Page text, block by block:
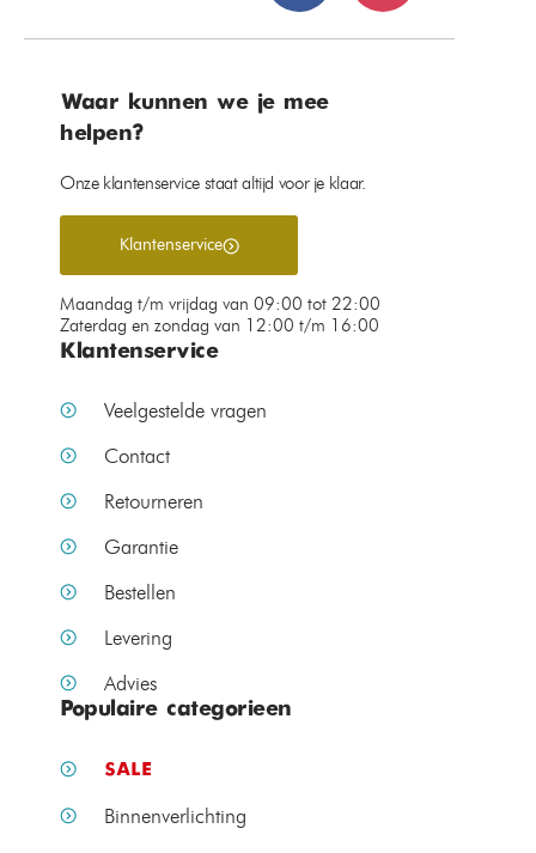
Waar kunnen we je mee
helpen?
Onze klantenservice staat altijd voor je klaar.
Klantenservice
Maandag t/m vrijdag van 09:00 tot 22:00
Zaterdag en zondag van 12:00 t/m 16:00
Klantenservice
Veelgestelde vragen
Contact
Retourneren
Garantie
Bestellen
Levering
Advies
Populaire categorieen
SALE
Binnenverlichting